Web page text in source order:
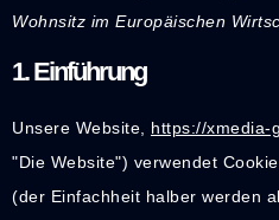
Wohnsitz im Europäischen
1. Einführung
Unsere Website, https://xmedia-
"Die Website") verwendet
(der Einfachheit halber werden